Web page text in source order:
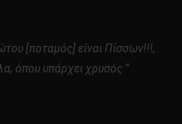
[ποταμός] είναι Πίσσων!!!,
όπου υπάρχει χρυσός “